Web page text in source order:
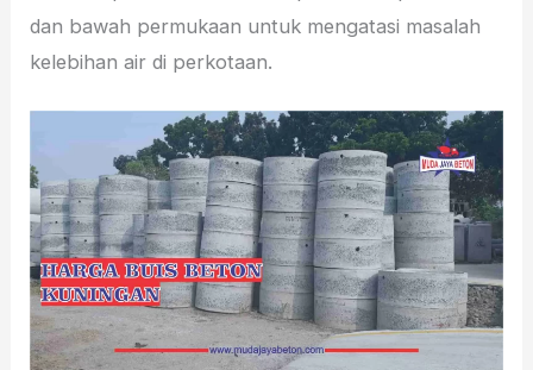
dan bawah permukaan untuk mengatasi masalah
kelebihan air di perkotaan.